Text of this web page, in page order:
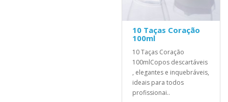
10 Taças Coração
100ml
10 Taças Coração
100mlCopos descartáveis ​
, elegantes e inquebráveis,
ideais para todos
profissionai..